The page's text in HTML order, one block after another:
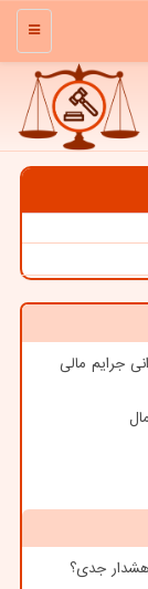
منو
فرمان امام در آزادی ۱۵۲۳ زندانی جرایم مالی
جدی؟